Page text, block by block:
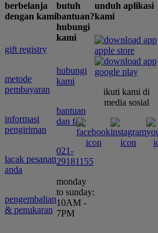
berbelanja
dengan kami
gift registry
metode
pembayaran
informasi
pengiriman
lacak pesanan
anda
pengembalian
& penukaran
butuh
bantuan?
hubungi
kami
hubungi
kami
bantuan
dan faq
021-
29181155
monday
to sunday:
10AM -
7PM
unduh aplikasi
kami
ikuti kami di
media sosial